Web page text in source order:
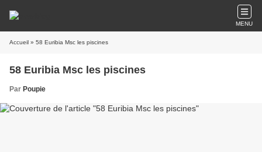
MENU
Accueil » 58 Euribia Msc les piscines
58 Euribia Msc les piscines
Par Poupie